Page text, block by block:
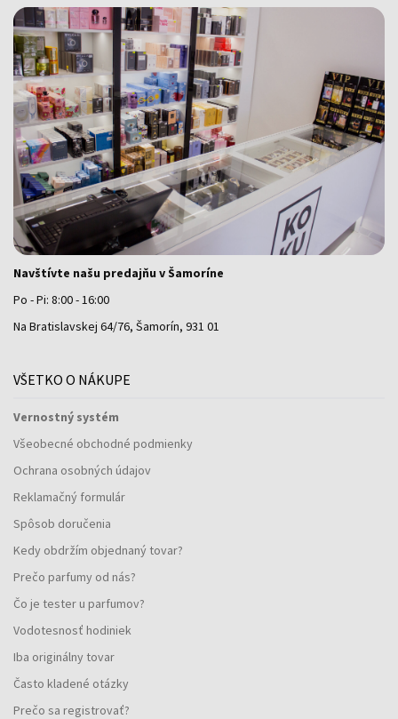
Navštívte našu predajňu v Šamoríne
Po - Pi: 8:00 - 16:00
Na Bratislavskej 64/76, Šamorín, 931 01
VŠETKO O NÁKUPE
Vernostný systém
Všeobecné obchodné podmienky
Ochrana osobných údajov
Reklamačný formulár
Spôsob doručenia
Kedy obdržím objednaný tovar?
Prečo parfumy od nás?
Čo je tester u parfumov?
Vodotesnosť hodiniek
Iba originálny tovar
Často kladené otázky
Prečo sa registrovať?